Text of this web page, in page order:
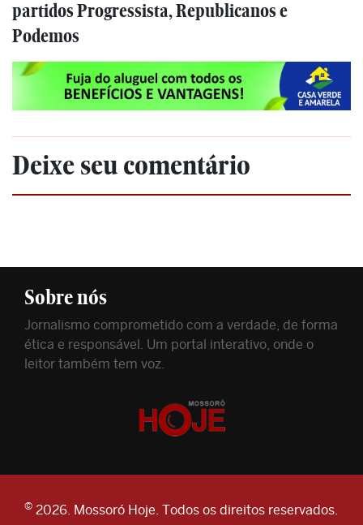
partidos Progressista, Republicanos e
Podemos
Deixe seu comentário
Sobre nós
Jornalismo comprometido com a verdade, de forma
ética e responsável. Um portal interativo, onde o
leitor também tem voz.
© 2026. Mossoró Hoje. Todos os direitos reservados.